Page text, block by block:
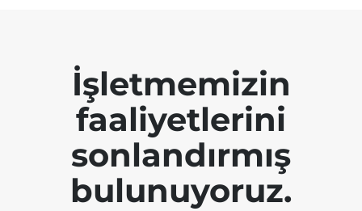
İşletmemizin
faaliyetlerini
sonlandırmış
bulunuyoruz.